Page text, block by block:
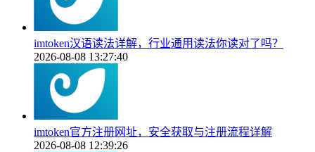
imtoken汉语读法详解，行业通用读法你读对了吗？
2026-08-08 13:27:40
imtoken官方注册网址，安全获取与注册流程详解
2026-08-08 12:39:26